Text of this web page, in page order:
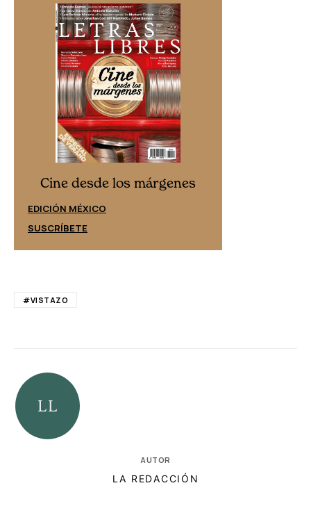
Cine desde los márgenes
EDICIÓN MÉXICO
SUSCRÍBETE
#VISTAZO
AUTOR
LA REDACCIÓN